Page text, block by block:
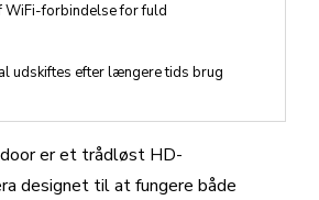
er et trådløst HD-
designet til at fungere både
WiFi-forbindelse for fuld
udskiftes efter længere tids brug